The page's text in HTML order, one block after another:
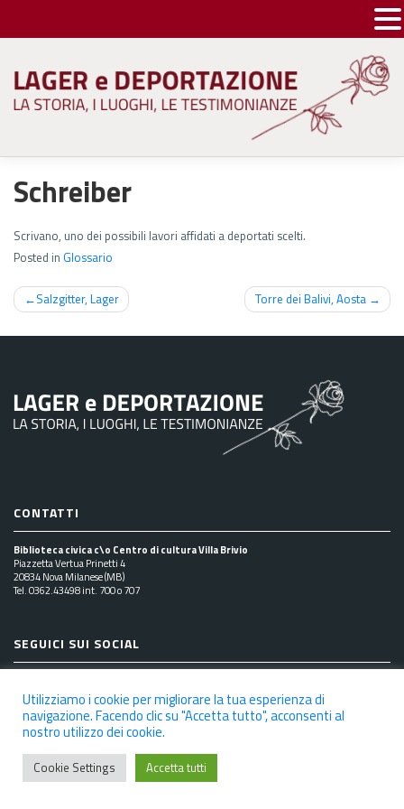
content
Schreiber
Scrivano, uno dei possibili lavori affidati a deportati scelti.
Posted in Glossario
Navigazione
articoli
Salzgitter, Lager Torre dei Balivi, Aosta
CONTATTI
Biblioteca civica c\o Centro di cultura Villa Brivio
Piazzetta Vertua Prinetti 4
20834 Nova Milanese (MB)
Tel. 0362.43498 int. 700 o 707
SEGUICI SUI SOCIAL
NOTE LEGALI PRIVACY POLICY
Utilizziamo i cookie per migliorare la tua esperienza di
navigazione. Facendo clic su "Accetta tutto", acconsenti al
nostro utilizzo dei cookie.
Cookie Settings Accetta tutti